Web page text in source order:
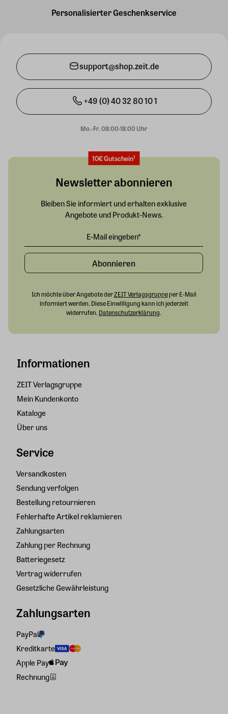
Personalisierter Geschenkservice
support@shop.zeit.de
+49 (0) 40 32 80 10 1
Mo.-Fr. 08:00-18:00 Uhr
Informationen
ZEIT Verlagsgruppe
Mein Kundenkonto
Kataloge
Über uns
Service
Versandkosten
Sendung verfolgen
Bestellung retournieren
Fehlerhafte Artikel reklamieren
Zahlungsarten
Zahlung per Rechnung
Batteriegesetz
Vertrag widerrufen
Gesetzliche Gewährleistung
Zahlungsarten
PayPal
Kreditkarte
Apple Pay
Rechnung
10€ Gutschein¹
Newsletter abonnieren
Bleiben Sie informiert und erhalten exklusive
Angebote und Produkt-News.
Abonnieren
Ich möchte über Angebote derZEIT Verlagsgruppeper E-Mail
informiert werden. Diese Einwilligung kann ich jederzeit
widerrufen. Datenschutzerklärung.